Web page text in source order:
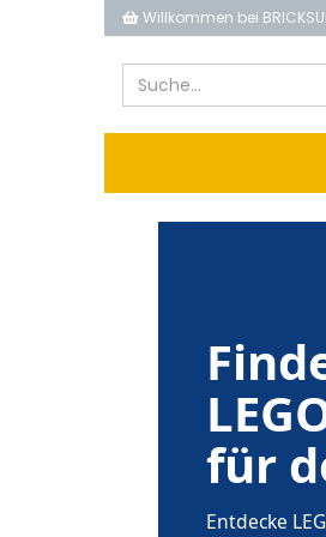
Willkommen bei
für
Entdecke